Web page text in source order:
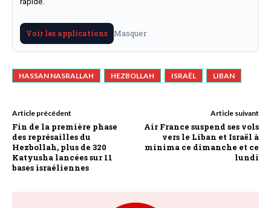
Voir les applications Masquer
HASSAN NASRALLAH HEZBOLLAH ISRAËL LIBAN
Article précédent
Fin de la première phase
des représailles du
Hezbollah, plus de 320
Katyusha lancées sur 11
bases israéliennes
Article suivant
Air France suspend ses vols
vers le Liban et Israël à
minima ce dimanche et ce
lundi